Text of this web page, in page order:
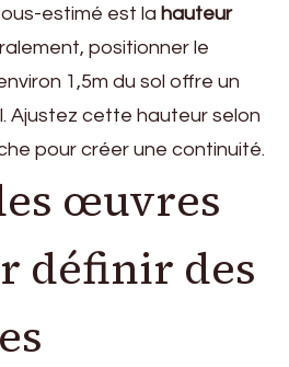
estimé est la hauteur
positionner le
1,5m du sol offre un
Ajustez cette hauteur selon
pour créer une continuité.
œuvres
définir des